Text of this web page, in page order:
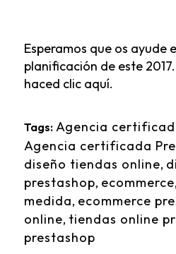
Esperamos que os ayude
planificación de este 2017.
haced clic aquí.
Tags: Agencia
Agencia certificada
diseño tiendas online,
prestashop, ecommerce,
medida, ecommerce
online, tiendas online
prestashop